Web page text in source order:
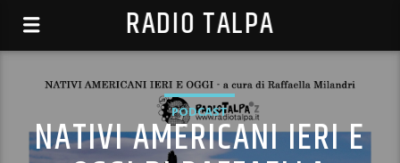
RADIO TALPA
PODCAST
NATIVI AMERICANI IERI E